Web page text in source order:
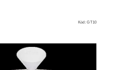
Kód:GT10